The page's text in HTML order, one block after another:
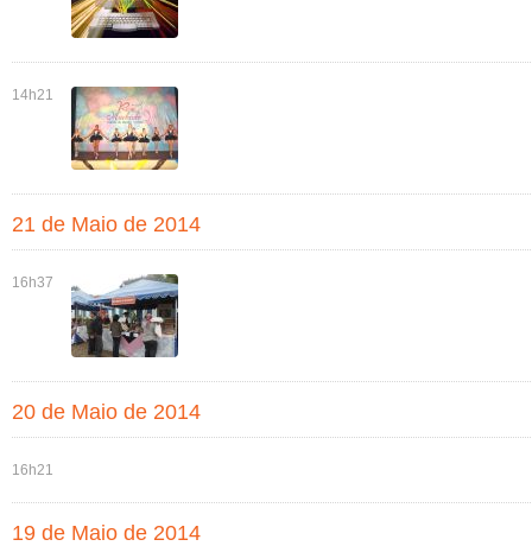
14h21
21 de Maio de 2014
16h37
20 de Maio de 2014
16h21
19 de Maio de 2014